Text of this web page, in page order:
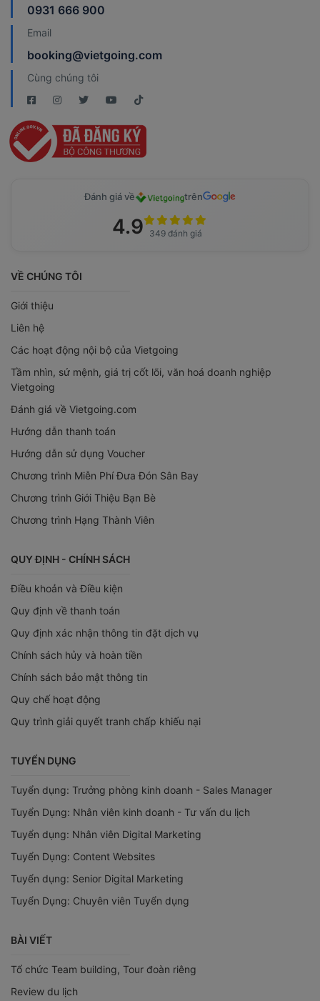
0931 666 900
Email
booking@vietgoing.com
Cùng chúng tôi
Đánh giá về trên
4.9 349 đánh giá
VỀ CHÚNG TÔI
Giới thiệu
Liên hệ
Các hoạt động nội bộ của Vietgoing
Tầm nhìn, sứ mệnh, giá trị cốt lõi, văn hoá doanh nghiệp
Vietgoing
Đánh giá về Vietgoing.com
Hướng dẫn thanh toán
Hướng dẫn sử dụng Voucher
Chương trình Miễn Phí Đưa Đón Sân Bay
Chương trình Giới Thiệu Bạn Bè
Chương trình Hạng Thành Viên
QUY ĐỊNH - CHÍNH SÁCH
Điều khoản và Điều kiện
Quy định về thanh toán
Quy định xác nhận thông tin đặt dịch vụ
Chính sách hủy và hoàn tiền
Chính sách bảo mật thông tin
Quy chế hoạt động
Quy trình giải quyết tranh chấp khiếu nại
TUYỂN DỤNG
Tuyển dụng: Trưởng phòng kinh doanh - Sales Manager
Tuyển Dụng: Nhân viên kinh doanh - Tư vấn du lịch
Tuyển dụng: Nhân viên Digital Marketing
Tuyển Dụng: Content Websites
Tuyển dụng: Senior Digital Marketing
Tuyển Dụng: Chuyên viên Tuyển dụng
BÀI VIẾT
Tổ chức Team building, Tour đoàn riêng
Review du lịch